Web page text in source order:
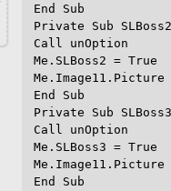
End Sub
Private Sub
Call unOption
Me.SLBoss2 = True
End Sub
Private Sub
Call unOption
Me.SLBoss3 = True
End Sub